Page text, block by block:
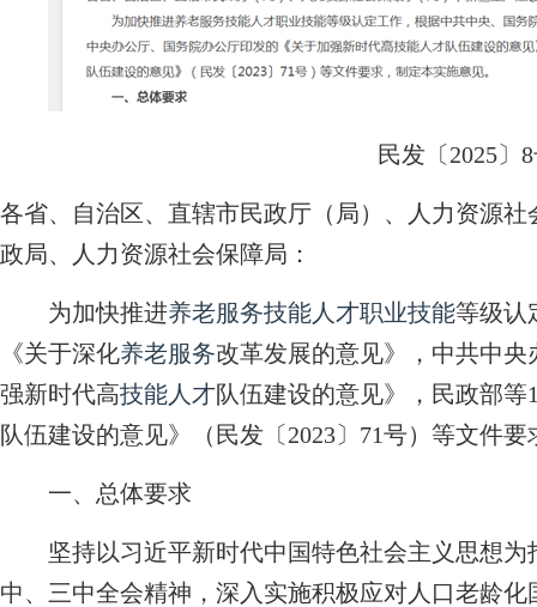
民发〔2025〕
各省、自治区、直辖市民政厅（局）、人力资源
政局、人力资源社会保障局：
为加快推进养老服务技能人才职业技能等级认
《关于深化养老服务改革发展的意见》，中共中
强新时代高技能人才队伍建设的意见》，民政部
队伍建设的意见》（民发〔2023〕71号）等文件
一、总体要求
坚持以习近平新时代中国特色社会主义思想为
中、三中全会精神，深入实施积极应对人口老龄